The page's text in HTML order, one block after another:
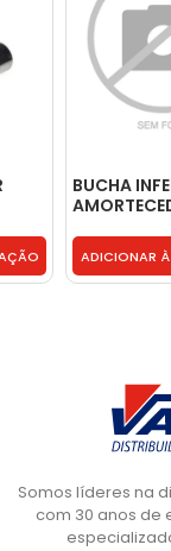
BUCHA
T06513441
ADICIONAR
Somos líderes na
com 30 anos de